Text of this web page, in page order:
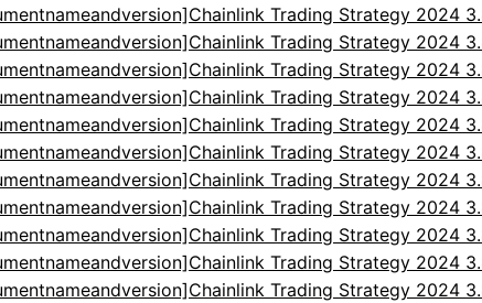
Trading Strategy 2024
Trading Strategy 2024
Trading Strategy 2024
Trading Strategy 2024
Trading Strategy 2024
Trading Strategy 2024
Trading Strategy 2024
Trading Strategy 2024
Trading Strategy 2024
Trading Strategy 2024
Trading Strategy 2024